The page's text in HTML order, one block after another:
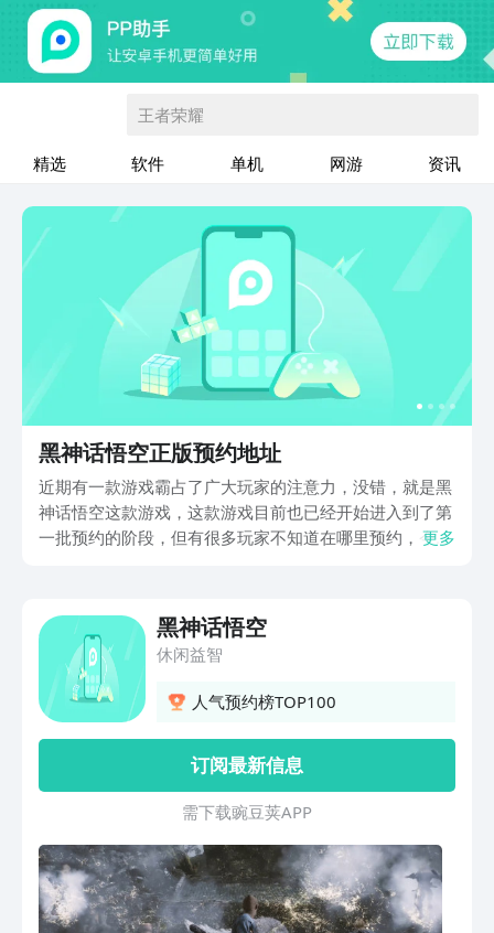
王者荣耀
精选 软件 单机 网游 资讯
黑神话悟空正版预约地址
近期有一款游戏霸占了广大玩家的注意力，没错，就是黑
神话悟空这款游戏，这款游戏目前也已经开始进入到了第
一批预约的阶段，但有很多玩家不知道在哪里预约，今天
样的旅程。
更多
黑神话悟空
休闲益智
人气预约榜TOP100
订阅最新信息
需 下 载 豌 豆 荚 A P P